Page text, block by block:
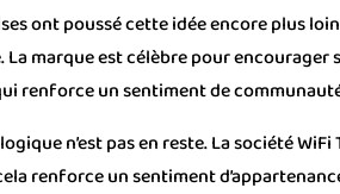
ont poussé cette idée encore plus
marque est célèbre pour
renforce un sentiment de
n’est pas en reste. La société
renforce un sentiment